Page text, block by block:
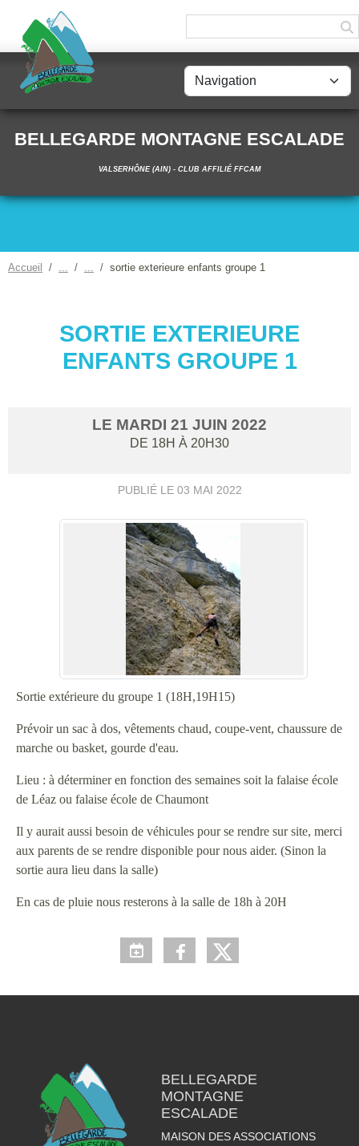
BELLEGARDE MONTAGNE ESCALADE
VALSERHÔNE (AIN) - CLUB AFFILIÉ FFCAM
Accueil sortie exterieure enfants groupe 1
SORTIE EXTERIEURE
ENFANTS GROUPE 1
LE MARDI 21 JUIN 2022
DE 18H À 20H30
PUBLIÉ LE 03 MAI 2022
Sortie extérieure du groupe 1 (18H,19H15)
Prévoir un sac à dos, vêtements chaud, coupe-vent, chaussure de
marche ou basket, gourde d'eau.
Lieu : à déterminer en fonction des semaines soit la falaise école
de Léaz ou falaise école de Chaumont
Il y aurait aussi besoin de véhicules pour se rendre sur site, merci
aux parents de se rendre disponible pour nous aider. (Sinon la
sortie aura lieu dans la salle)
En cas de pluie nous resterons à la salle de 18h à 20H
BELLEGARDE
MONTAGNE
ESCALADE
MAISON DES ASSOCIATIONS
Panneau de gestion des cookies